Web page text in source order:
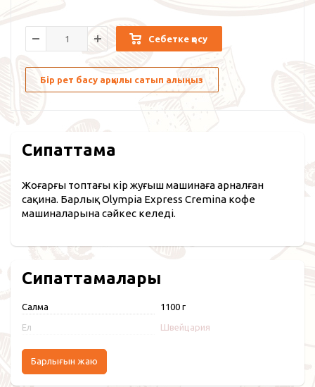
Себетке қосу
Бір рет басу арқылы сатып алыңыз
Сипаттама
Жоғарғы топтағы кір жуғыш машинаға арналған
сақина. Барлық Olympia Express Cremina кофе
машиналарына сәйкес келеді.
Сипаттамалары
Салмақ 1100 г
Ел Швейцария
Барлығын жаю